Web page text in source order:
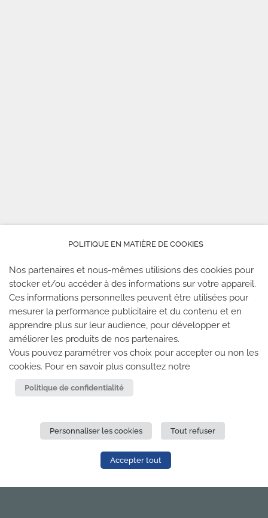
POLITIQUE EN MATIÈRE DE COOKIES
Nos partenaires et nous-mêmes utilisions des cookies pour
stocker et/ou accéder à des informations sur votre appareil.
Ces informations personnelles peuvent être utilisées pour
mesurer la performance publicitaire et du contenu et en
apprendre plus sur leur audience, pour développer et
améliorer les produits de nos partenaires.
Vous pouvez paramétrer vos choix pour accepter ou non les
cookies. Pour en savoir plus consultez notre
Politique de confidentialité
Personnaliser les cookies Tout refuser
Accepter tout